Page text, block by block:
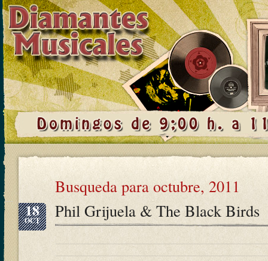
Busqueda para octubre, 2011
18
OCT Phil Grijuela & The Black Birds